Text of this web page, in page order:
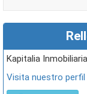
Kapitalia
Visita nuestro perfil